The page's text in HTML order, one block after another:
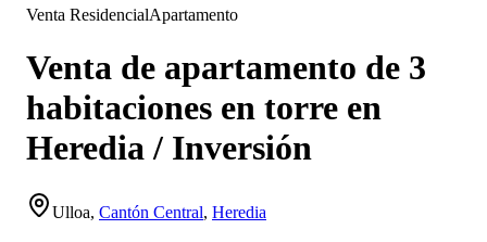
Venta ResidencialApartamento
Venta de apartamento de 3
habitaciones en torre en
Heredia / Inversión
Ulloa, Cantón Central, Heredia